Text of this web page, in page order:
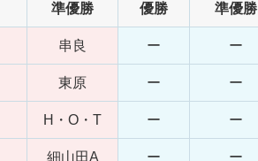
準優勝 優勝 準優勝
串良 ー ー
東原 ー ー
H・O・T ー ー
細山田A ー ー